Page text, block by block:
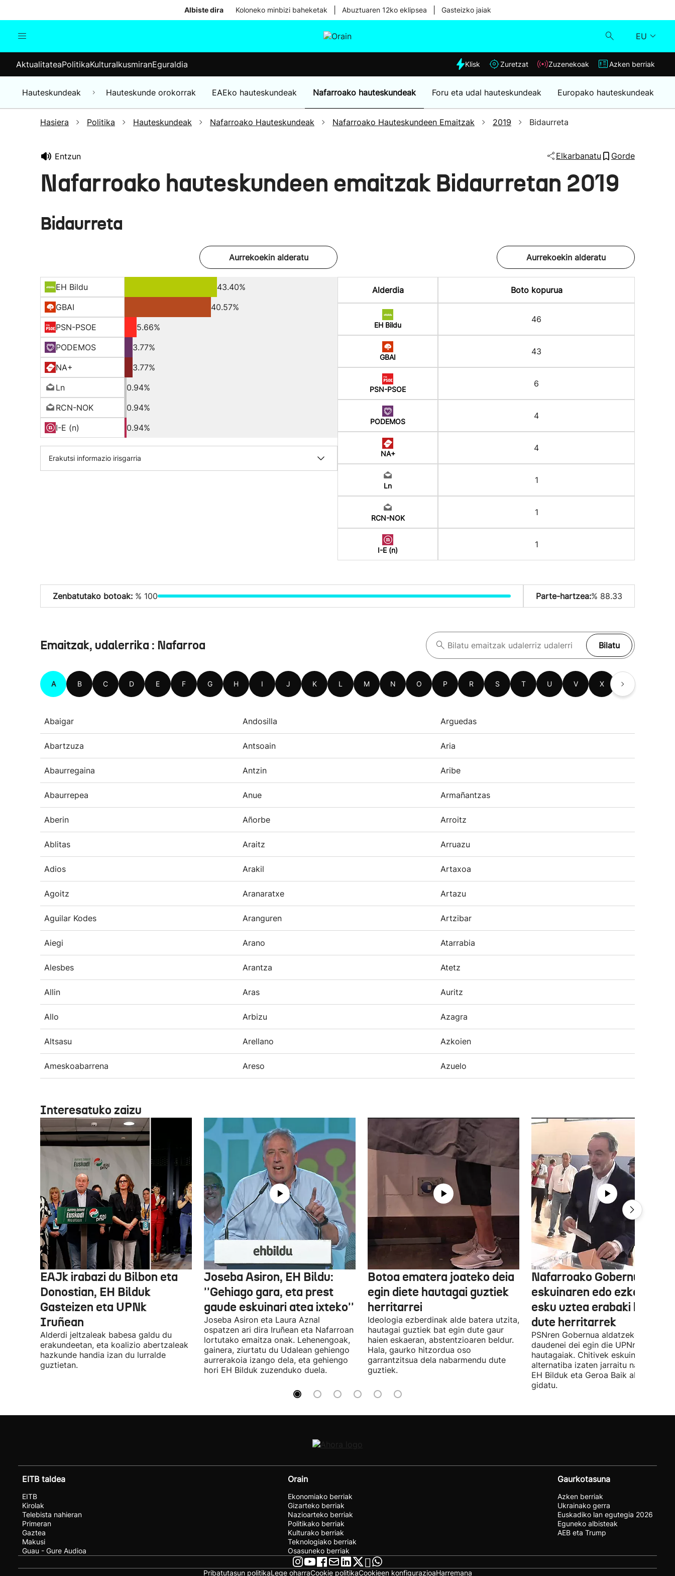
Albiste dira Koloneko minbizi baheketak Abuztuaren 12ko eklipsea Gasteizko jaiak
EU
Munduko albisteak
Hauteskundeak
Eguraldia
Klisk
Zuzenekoak
Azken berriak
AktualitateaPolitikaKulturaIkusmiranEguraldia Klisk Zuretzat Zuzenekoak Azken berriak
Hauteskundeak Hauteskunde orokorrak EAEko hauteskundeak Nafarroako hauteskundeak Foru eta udal hauteskundeak Europako hauteskundeak
Hasiera Politika Hauteskundeak Nafarroako Hauteskundeak Nafarroako Hauteskundeen Emaitzak 2019 Bidaurreta
Entzun Elkarbanatu Gorde
Nafarroako hauteskundeen emaitzak Bidaurretan 2019
Bidaurreta
Aurrekoekin alderatu
EH Bildu
43.40%
GBAI
40.57%
PSN-PSOE
5.66%
PODEMOS
3.77%
NA+
3.77%
Ln
0.94%
RCN-NOK
0.94%
I-E (n)
0.94%
Erakutsi informazio irisgarria
Aurrekoekin alderatu
Alderdia Boto kopurua
EH Bildu
46
GBAI
43
PSN-PSOE
6
PODEMOS
4
NA+
4
Ln
1
RCN-NOK
1
I-E (n)
1
Zenbatutako botoak: % 100 Parte-hartzea:% 88.33
Emaitzak, udalerrika : Nafarroa Bilatu
A B C D E F G H I J K L M N O P R S T U V X
Abaigar Andosilla Arguedas
Abartzuza Antsoain Aria
Abaurregaina Antzin Aribe
Abaurrepea Anue Armañantzas
Aberin Añorbe Arroitz
Ablitas Araitz Arruazu
Adios Arakil Artaxoa
Agoitz Aranaratxe Artazu
Aguilar Kodes Aranguren Artzibar
Aiegi Arano Atarrabia
Alesbes Arantza Atetz
Allin Aras Auritz
Allo Arbizu Azagra
Altsasu Arellano Azkoien
Ameskoabarrena Areso Azuelo
Interesatuko zaizu
EAJk irabazi du Bilbon eta
Donostian, EH Bilduk
Gasteizen eta UPNk
Iruñean
Alderdi jeltzaleak babesa galdu du
erakundeetan, eta koalizio abertzaleak
hazkunde handia izan du lurralde
guztietan.
Joseba Asiron, EH Bildu:
''Gehiago gara, eta prest
gaude eskuinari atea ixteko''
Joseba Asiron eta Laura Aznal
ospatzen ari dira Iruñean eta Nafarroan
lortutako emaitza onak. Lehenengoak,
gainera, ziurtatu du Udalean gehiengo
aurrerakoia izango dela, eta gehiengo
hori EH Bilduk zuzenduko duela.
Botoa ematera joateko deia
egin diete hautagai guztiek
herritarrei
Ideologia ezberdinak alde batera utzita,
hautagai guztiek bat egin dute gaur
haien eskaeran, abstentzioaren beldur.
Hala, gaurko hitzordua oso
garrantzitsua dela nabarmendu dute
guztiek.
Nafarroako Gobernua
eskuinaren edo ezkerraren
esku uztea erabaki
dute herritarrek
PSNren Gobernua aldatzeko irrikitan
daudenei dei egin die UPNren
hautagaiak. Chitivek eskuinaren
alternatiba izaten jarraitu nahi du eta
EH Bilduk eta Geroa Baik aldaketa
gidatu.
EITB taldea
EITB
Kirolak
Telebista nahieran
Primeran
Gaztea
Makusi
Guau - Gure Audioa
Orain
Ekonomiako berriak
Gizarteko berriak
Nazioarteko berriak
Politikako berriak
Kulturako berriak
Teknologiako berriak
Osasuneko berriak
Gaurkotasuna
Azken berriak
Ukrainako gerra
Euskadiko lan egutegia 2026
Eguneko albisteak
AEB eta Trump
Pribatutasun politikaLege oharraCookie politikaCookieen konfigurazioaHarremana